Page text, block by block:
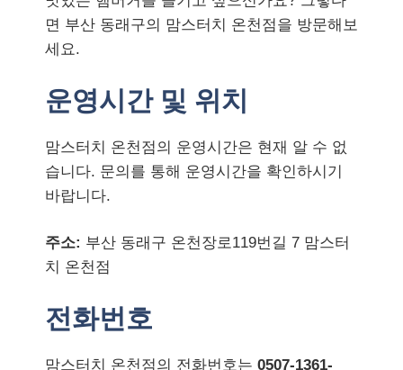
면 부산 동래구의 맘스터치 온천점을 방문해보
세요.
운영시간 및 위치
맘스터치 온천점의 운영시간은 현재 알 수 없
습니다. 문의를 통해 운영시간을 확인하시기
바랍니다.
주소: 부산 동래구 온천장로119번길 7 맘스터
치 온천점
전화번호
맘스터치 온천점의 전화번호는 0507-1361-